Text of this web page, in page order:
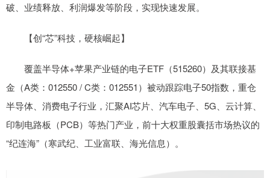
破、业绩释放、利润爆发等阶段，实现快速发展。
【创“芯”科技，硬核崛起】
覆盖半导体+苹果产业链的电子ETF（515260）及其联接基
金（A类：012550 / C类：012551）被动跟踪电子50指数，重仓
半导体、消费电子行业，汇聚AI芯片、汽车电子、5G、云计算、
印制电路板（PCB）等热门产业，前十大权重股囊括市场热议的
“纪连海”（寒武纪、工业富联、海光信息）。